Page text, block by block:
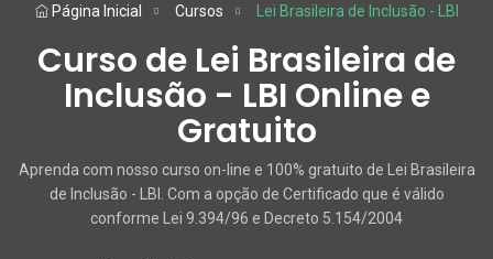
Página Inicial Cursos Lei Brasileira de Inclusão - LBI
Curso de Lei Brasileira de
Inclusão - LBI Online e
Gratuito
Aprenda com nosso curso on-line e 100% gratuito de Lei Brasileira
de Inclusão - LBI. Com a opção de Certificado que é válido
conforme Lei 9.394/96 e Decreto 5.154/2004